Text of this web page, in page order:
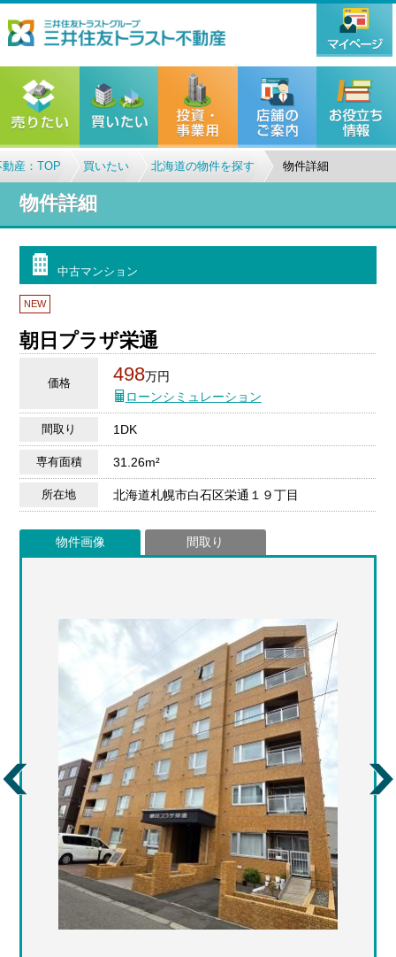
産：TOP 買いたい 北海道の物件を探す 物件詳細
物件詳細
中古マンション
NEW
朝日プラザ栄通
価格 498万円
ローンシミュレーション
間取り 1DK
専有面積 31.26m²
所在地 北海道札幌市白石区栄通１９丁目
物件画像 間取り